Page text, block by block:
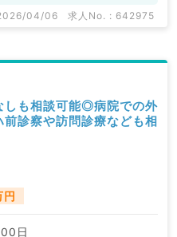
04/06 求人No. : 642975
しも相談可能◎病院での外
診察や訪問診療なども相
日